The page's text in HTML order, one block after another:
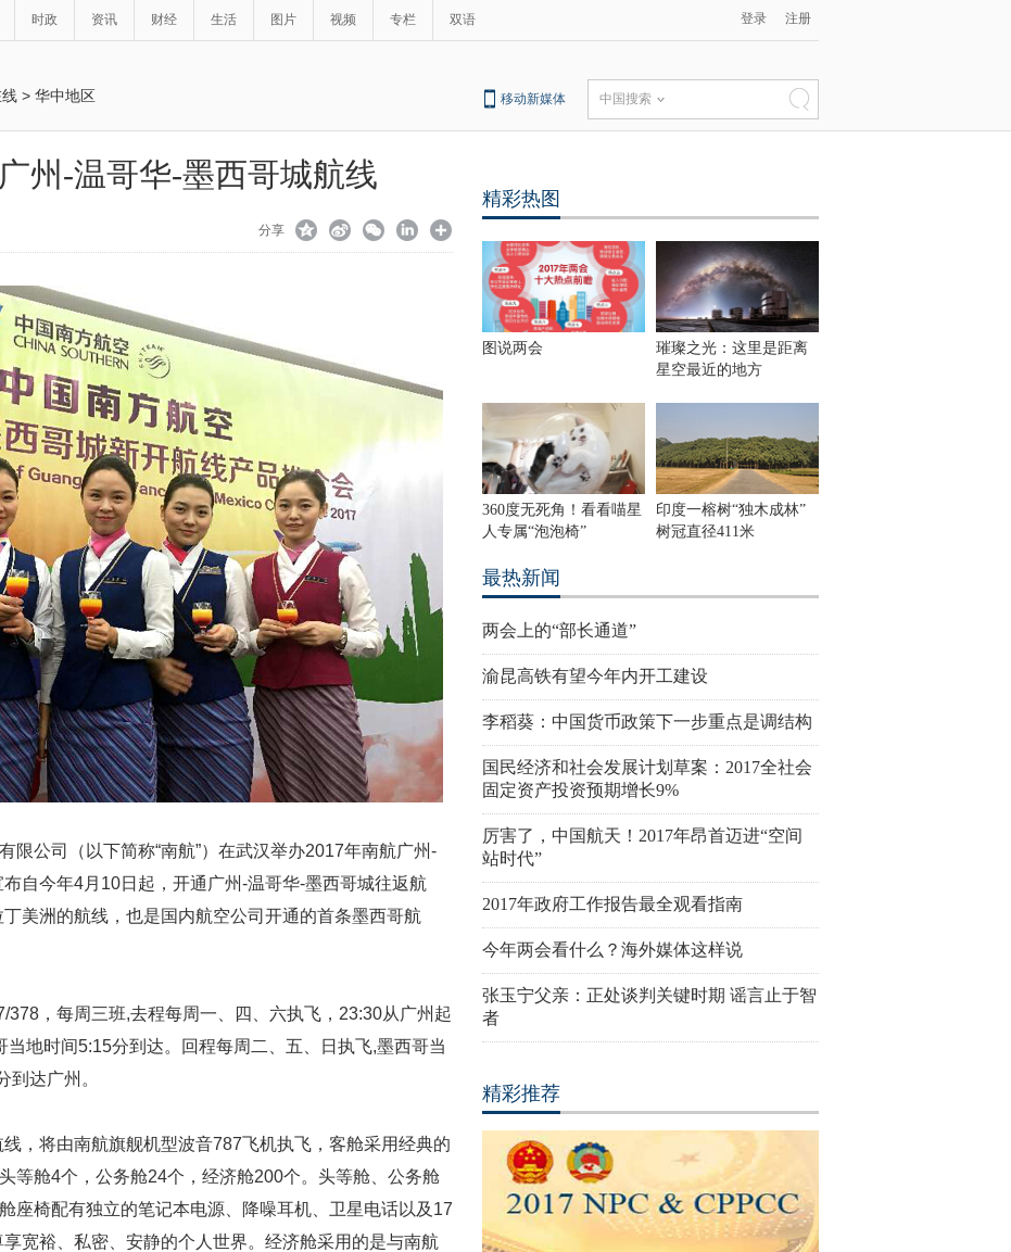
时政 资讯 财经 生活 图片 视频 专栏 双语 登录 注册
> 华中地区 移动新媒体 中国搜索
州-温哥华-墨西哥城航线
分享
限公司（以下简称“南航”）在武汉举办2017年南航广州-
自今年4月10日起，开通广州-温哥华-墨西哥城往返航
美洲的航线，也是国内航空公司开通的首条墨西哥航
378，每周三班,去程每周一、四、六执飞，23:30从广州起
地时间5:15分到达。回程每周二、五、日执飞,墨西哥当
到达广州。
，将由南航旗舰机型波音787飞机执飞，客舱采用经典的
等舱4个，公务舱24个，经济舱200个。头等舱、公务舱
座椅配有独立的笔记本电源、降噪耳机、卫星电话以及17
宽裕、私密、安静的个人世界。经济舱采用的是与南航
精彩热图
图说两会
璀璨之光：这里是距离
星空最近的地方
360度无死角！看看喵星
人专属“泡泡椅”
印度一榕树“独木成林”
树冠直径411米
最热新闻
两会上的“部长通道”
渝昆高铁有望今年内开工建设
李稻葵：中国货币政策下一步重点是调结构
国民经济和社会发展计划草案：2017全社会
固定资产投资预期增长9%
厉害了，中国航天！2017年昂首迈进“空间
站时代”
2017年政府工作报告最全观看指南
今年两会看什么？海外媒体这样说
张玉宁父亲：正处谈判关键时期 谣言止于智
者
精彩推荐